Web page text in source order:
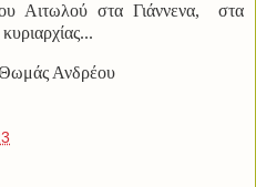
Αιτωλού στα Γιάννενα, στα